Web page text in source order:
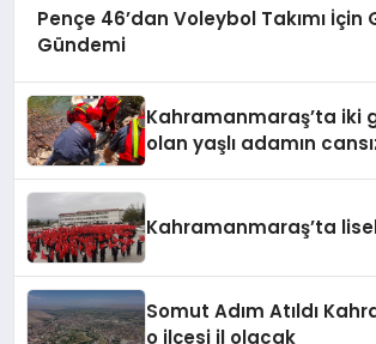
Pençe 46’dan Voleybol Takımı İçin
Gündemi
Kahramanmaraş’ta iki
olan yaşlı adamın
Kahramanmaraş’ta
Somut Adım Atıldı
o ilçesi il olacak